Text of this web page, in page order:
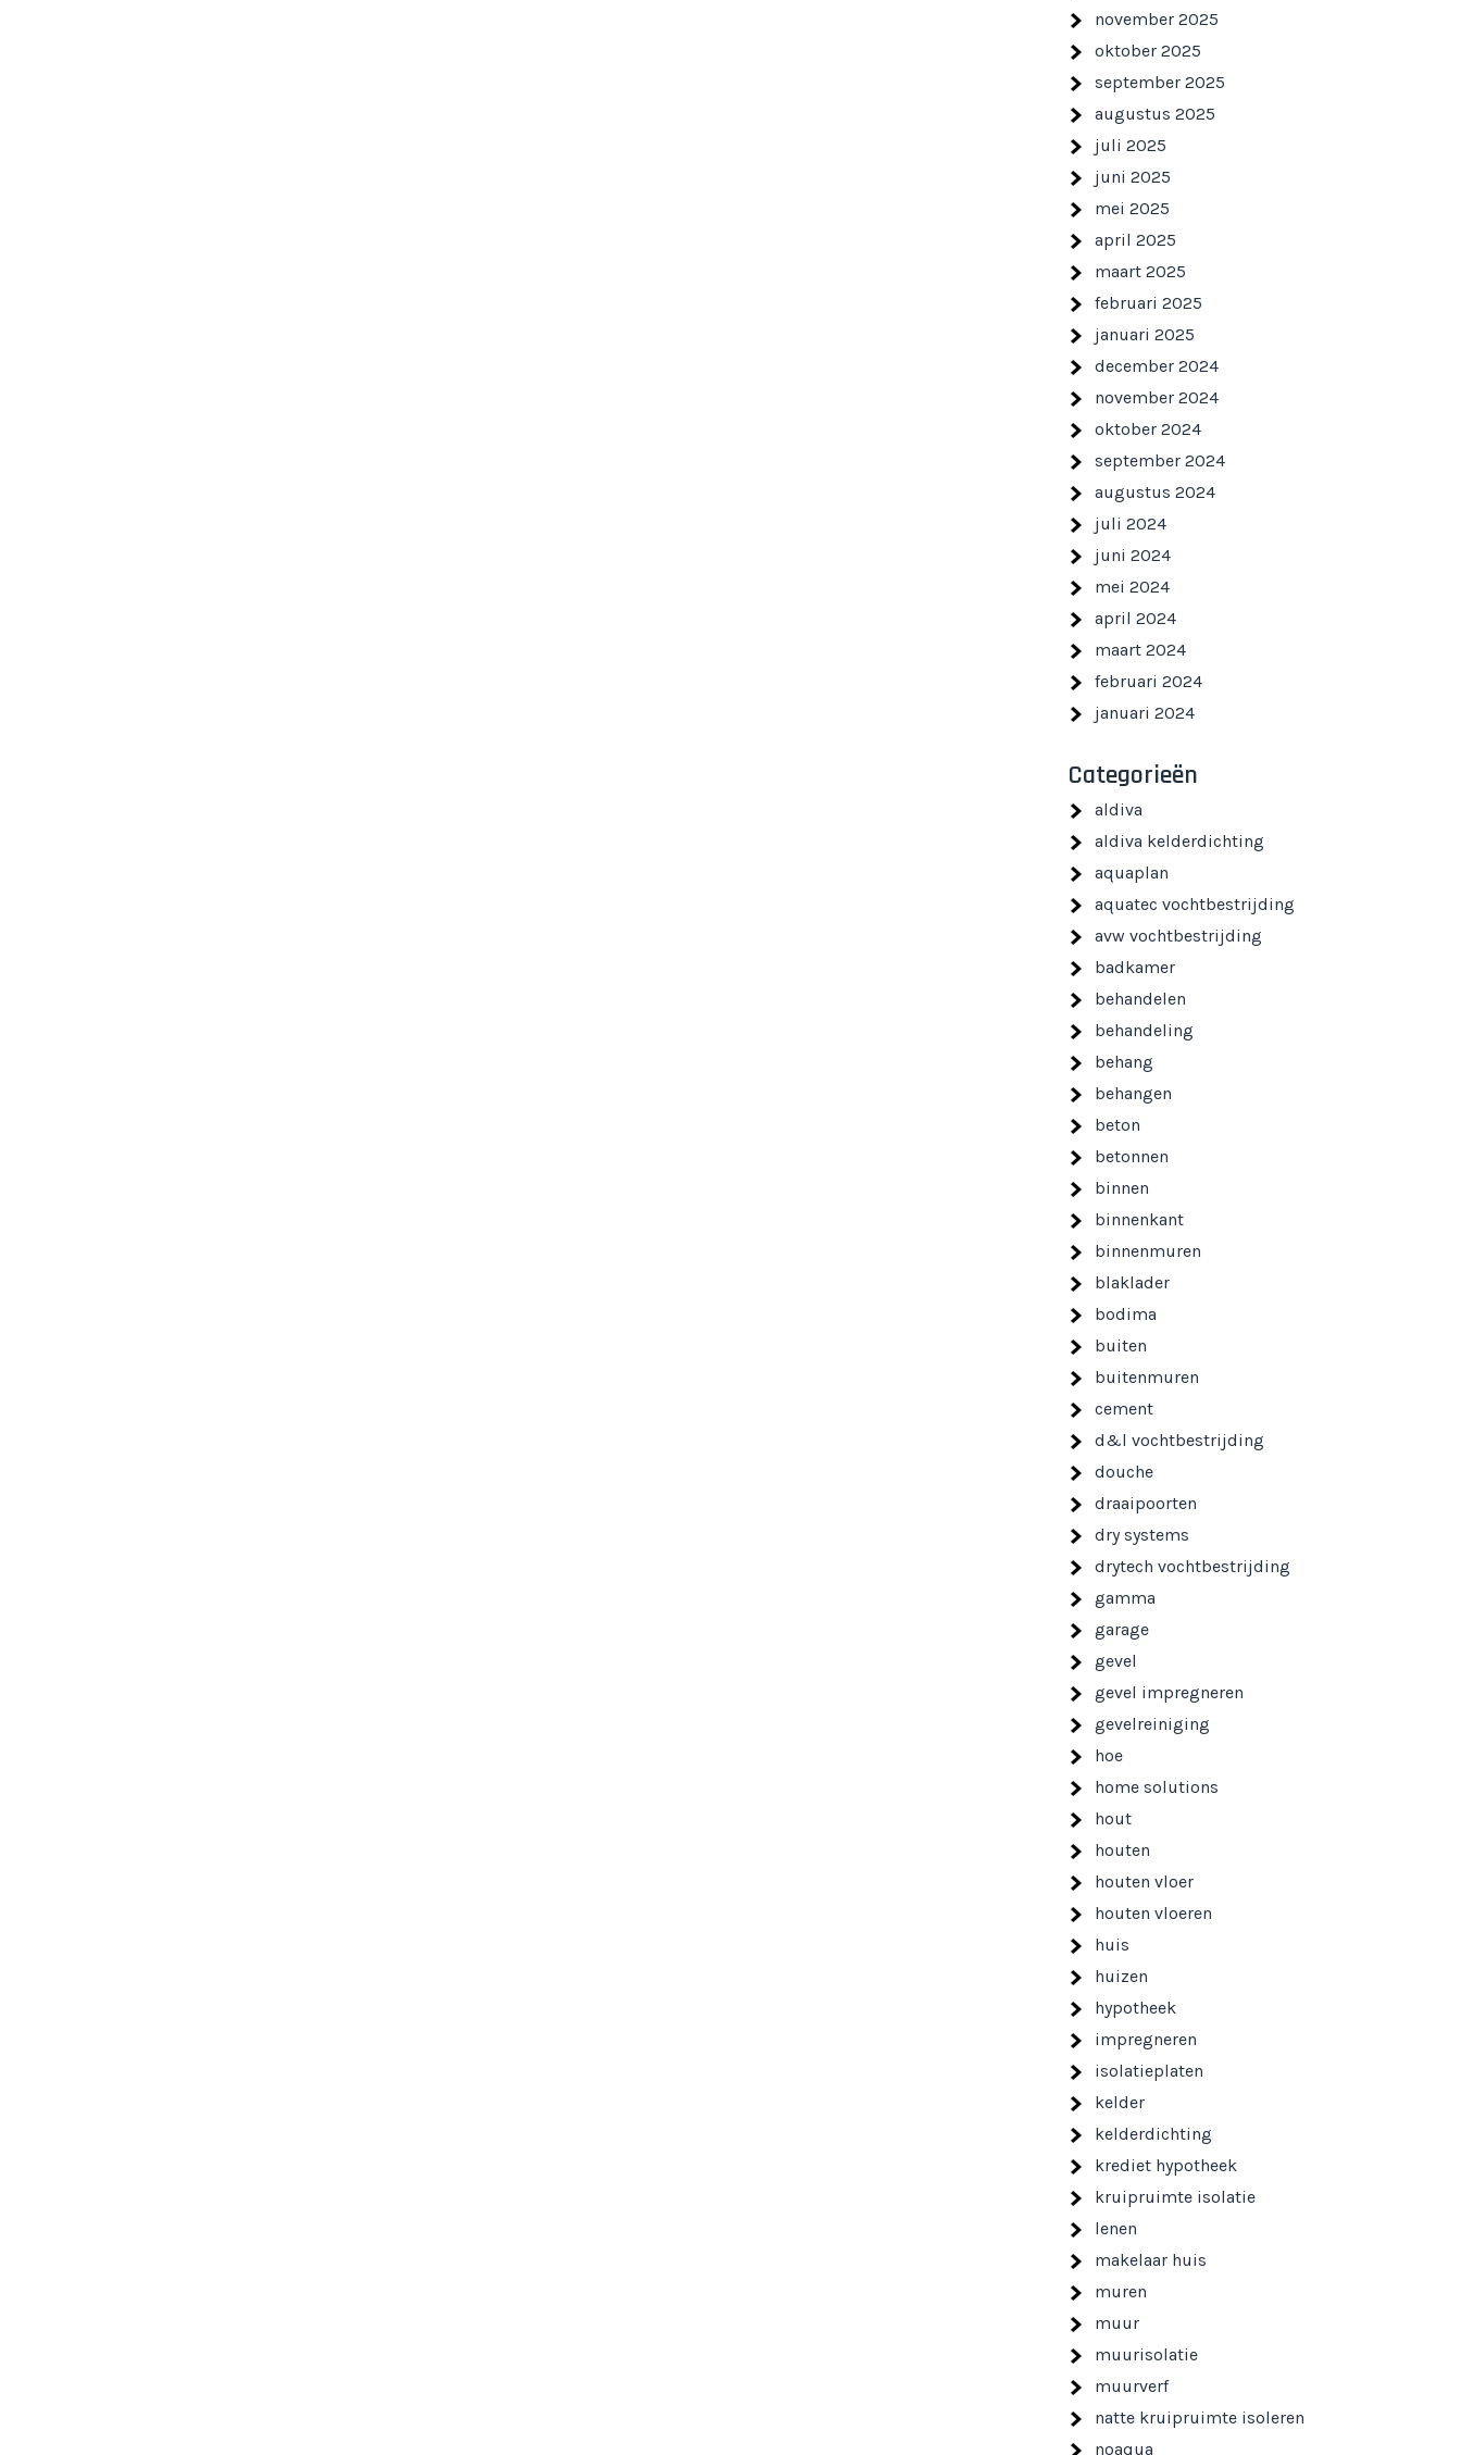
november 2025
oktober 2025
september 2025
augustus 2025
juli 2025
juni 2025
mei 2025
april 2025
maart 2025
februari 2025
januari 2025
december 2024
november 2024
oktober 2024
september 2024
augustus 2024
juli 2024
juni 2024
mei 2024
april 2024
maart 2024
februari 2024
januari 2024
Categorieën
aldiva
aldiva kelderdichting
aquaplan
aquatec vochtbestrijding
avw vochtbestrijding
badkamer
behandelen
behandeling
behang
behangen
beton
betonnen
binnen
binnenkant
binnenmuren
blaklader
bodima
buiten
buitenmuren
cement
d&l vochtbestrijding
douche
draaipoorten
dry systems
drytech vochtbestrijding
gamma
garage
gevel
gevel impregneren
gevelreiniging
hoe
home solutions
hout
houten
houten vloer
houten vloeren
huis
huizen
hypotheek
impregneren
isolatieplaten
kelder
kelderdichting
krediet hypotheek
kruipruimte isolatie
lenen
makelaar huis
muren
muur
muurisolatie
muurverf
natte kruipruimte isoleren
noaqua